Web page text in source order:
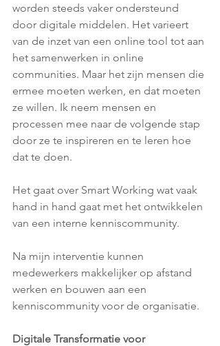
worden steeds vaker ondersteund
door digitale middelen. Het varieert
van de inzet van een online tool tot aan
het samenwerken in online
communities. Maar het zijn mensen die
ermee moeten werken, en dat moeten
ze willen. Ik neem mensen en
processen mee naar de volgende stap
door ze te inspireren en te leren hoe
dat te doen.
Het gaat over Smart Working wat vaak
hand in hand gaat met het ontwikkelen
van een interne kenniscommunity.
Na mijn interventie kunnen
medewerkers makkelijker op afstand
werken en bouwen aan een
kenniscommunity voor de organisatie.
Digitale Transformatie voor